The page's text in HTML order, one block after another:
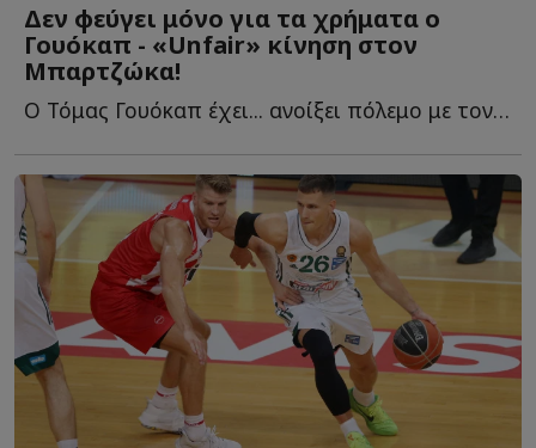
Δεν φεύγει μόνο για τα χρήματα ο
Γουόκαπ - «Unfair» κίνηση στον
Μπαρτζώκα!
Ο Τόμας Γουόκαπ έχει... ανοίξει πόλεμο με τον Ολυμπιακό κ...